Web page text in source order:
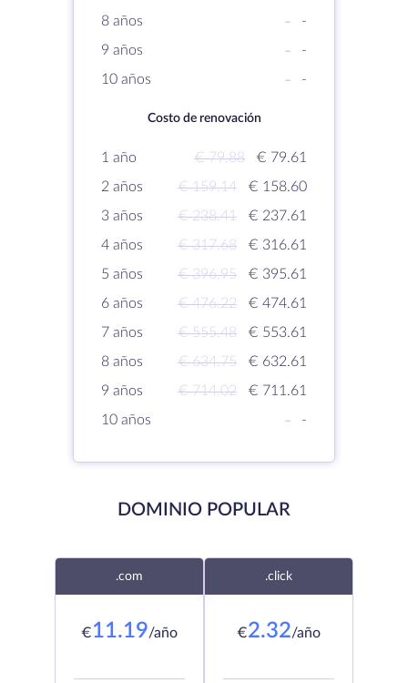
8 años
-
-
9 años
-
-
10 años
- -
Costo de renovación
1 año € 79.88
€ 79.61
2 años
€ 159.14
€ 158.60
3 años
€ 238.41
€ 237.61
4 años
€ 317.68
€ 316.61
5 años
€ 396.95
€ 395.61
6 años
€ 476.22
€ 474.61
7 años
€ 555.48
€ 553.61
8 años
€ 634.75
€ 632.61
9 años
€ 714.02
€ 711.61
10 años
- -
DOMINIO POPULAR
.com
€11.19/año
.click
€2.32/año